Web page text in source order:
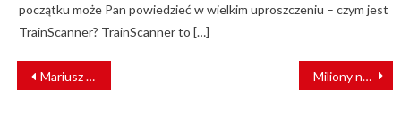
początku może Pan powiedzieć w wielkim uproszczeniu – czym jest
TrainScanner? TrainScanner to […]
NAWIGACJA
WPISU
Mariusz Pietrzyk: Czystość taboru nowym wymiarem bezpieczeństwa Miliony na przyspieszenie ruchu między Kutnem a Płockiem